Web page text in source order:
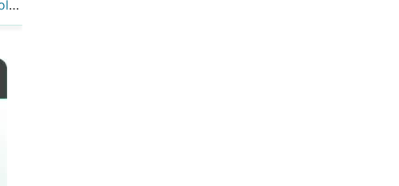
Hvis du skjøt deg selv i hodet pistolen ville munnen faktisk føle noe?